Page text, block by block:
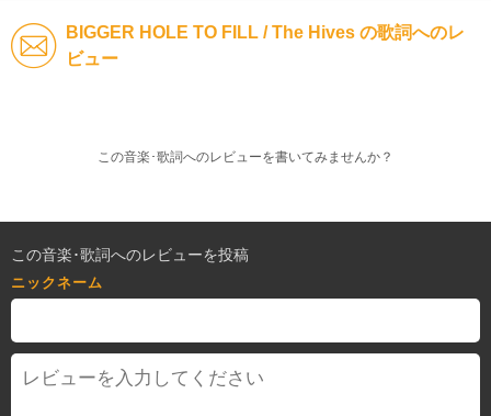
BIGGER HOLE TO FILL / The Hives の歌詞へのレ
ビュー
この音楽･歌詞へのレビューを書いてみませんか？
この音楽･歌詞へのレビューを投稿
ニックネーム